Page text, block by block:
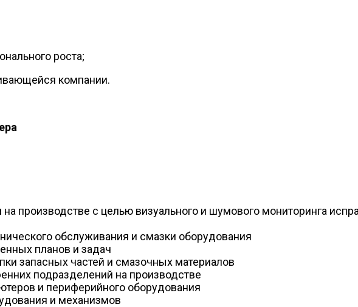
роста;
компании.
производстве с целью визуального и шумового мониторинга
обслуживания и смазки оборудования
планов и задач
запасных частей и смазочных материалов
подразделений на производстве
и периферийного оборудования
и механизмов